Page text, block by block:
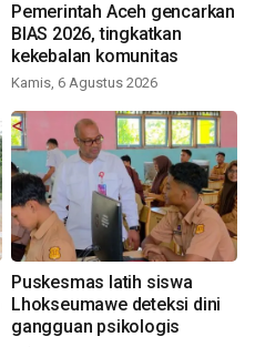
Pemerintah Aceh gencarkan
BIAS 2026, tingkatkan
kekebalan komunitas
Kamis, 6 Agustus 2026
Puskesmas latih siswa
Lhokseumawe deteksi dini
gangguan psikologis